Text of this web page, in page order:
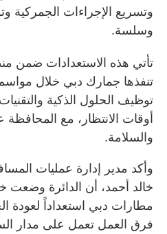
وتسريع الإجراءات الجمركية
وسلسة.
تأتي هذه الاستعدادات ضمن
تنفذها جمارك دبي خلال
توظيف الحلول الذكية
أوقات الانتظار، مع المحافظة
والسلامة.
وأكد مدير إدارة عمليات
خالد أحمد، أن الدائرة وضعت
مطارات دبي استعداداً لعودة
فرق العمل تعمل على مدار